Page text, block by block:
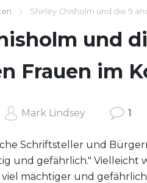
Shirley Chisholm und die 9
und
Frauen im
Mark Lindsey 1
Schriftsteller und
und gefährlich." Vielleicht
viel mächtiger und